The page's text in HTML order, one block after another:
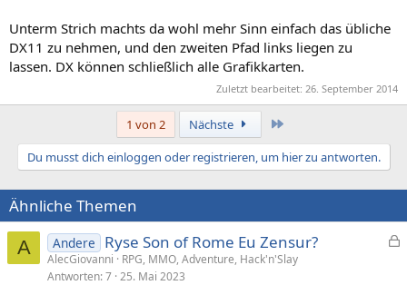
Unterm Strich machts da wohl mehr Sinn einfach das übliche
DX11 zu nehmen, und den zweiten Pfad links liegen zu
lassen. DX können schließlich alle Grafikkarten.
Zuletzt bearbeitet: 26. September 2014
1 von 2 Nächste
Du musst dich einloggen oder registrieren, um hier zu antworten.
Ähnliche Themen
A Andere Ryse Son of Rome Eu Zensur?
AlecGiovanni
RPG, MMO, Adventure, Hack'n'Slay
Antworten 7 25. Mai 2023